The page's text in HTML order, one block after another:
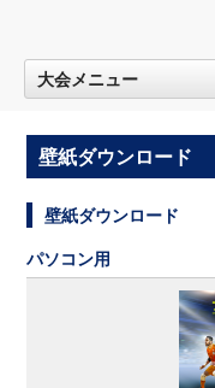
大会メニュー
壁紙ダウンロード
壁紙ダウンロード
パソコン用